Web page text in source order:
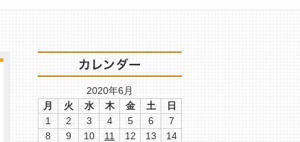
2020年6月
月
火 水 木 金 土
日
1
2 3 4 5 6
7
8
9 10 11 12 13
14